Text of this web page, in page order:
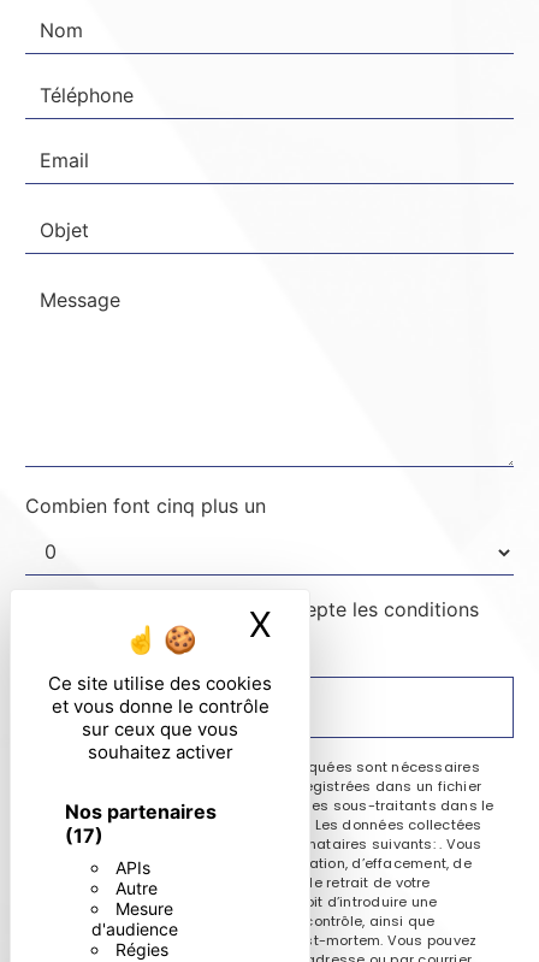
Ce site utilise des cookies
et vous donne le contrôle
sur ceux que vous
souhaitez activer
Nos partenaires
(17)
APIs
Autre
Mesure
d'audience
Régies
X Masquer le
Combien font cinq plus un
En cochant cette case, j'accepte les conditions
particulières ci-dessous **
ENVOYER
** Les données personnelles communiquées sont nécessaires
aux fins de vous contacter et sont enregistrées dans un fichier
informatisé. Elles sont destinées à et ses sous-traitants dans le
seul but de répondre à votre message. Les données collectées
seront communiquées aux seuls destinataires suivants: . Vous
disposez de droits d’accès, de rectification, d’effacement, de
portabilité, de limitation, d’opposition, de retrait de votre
consentement à tout moment et du droit d’introduire une
réclamation auprès d’une autorité de contrôle, ainsi que
d’organiser le sort de vos données post-mortem. Vous pouvez